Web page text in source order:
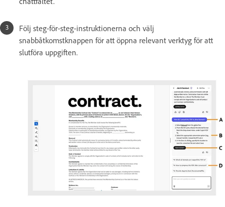
Följ steg-för-steg-instruktionerna och välj
snabbåtkomstknappen för att öppna relevant verktyg för att
slutföra uppgiften.